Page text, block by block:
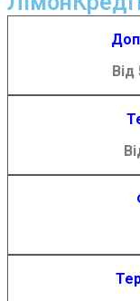
Від